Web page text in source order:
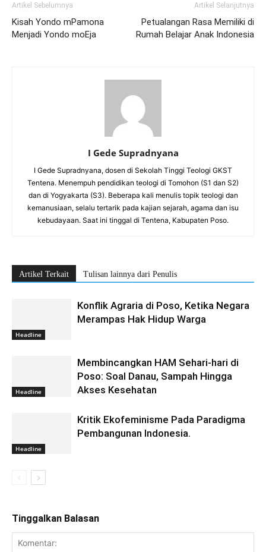
Artikel Sebelumnya
Kisah Yondo mPamona
Menjadi Yondo moEja
Artikel Selanjutnya
Petualangan Rasa Memiliki di
Rumah Belajar Anak Indonesia
I Gede Supradnyana
I Gede Supradnyana, dosen di Sekolah Tinggi Teologi GKST
Tentena. Menempuh pendidikan teologi di Tomohon (S1 dan S2)
dan di Yogyakarta (S3). Beberapa kali menulis topik teologi dan
kemanusiaan, selalu tertarik pada kajian sejarah, agama dan isu
kebudayaan. Saat ini tinggal di Tentena, Kabupaten Poso.
Artikel Terkait Tulisan lainnya dari Penulis
Headline
Konflik Agraria di Poso, Ketika Negara
Merampas Hak Hidup Warga
Headline
Membincangkan HAM Sehari-hari di
Poso: Soal Danau, Sampah Hingga
Akses Kesehatan
Headline
Kritik Ekofeminisme Pada Paradigma
Pembangunan Indonesia.
Tinggalkan Balasan